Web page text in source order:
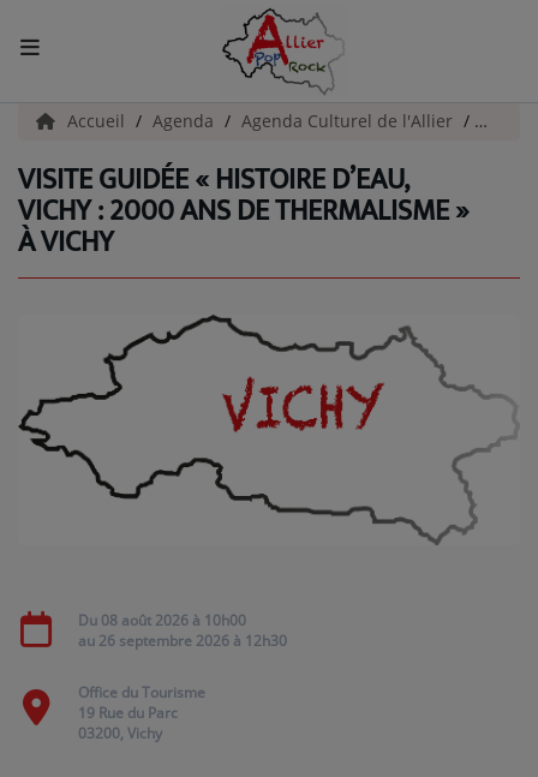
ACCUEIL
Actualités
INFOS - ALLIER
INFOS POP ROCK
La Radio
EMISSIONS
PODCASTS
Agenda
Accueil Agenda Agenda Culturel de l'Allier Visite
VISITE GUIDÉE « HISTOIRE D’EAU,
VICHY : 2000 ANS DE THERMALISME »
À VICHY
Du 08 août 2026 à 10h00
au 26 septembre 2026 à 12h30
Office du Tourisme
19 Rue du Parc
03200, Vichy